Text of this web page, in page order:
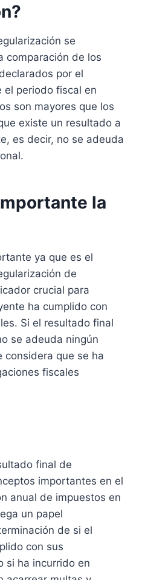
se
comparación de los
por el
periodo fiscal en
son mayores que los
existe un resultado a
es decir, no se adeuda
la
ya que es el
de
crucial para
ha cumplido con
Si el resultado final
se adeuda ningún
considera que se ha
fiscales
final de
importantes en el
anual de impuestos en
un papel
de si el
con sus
si ha incurrido en